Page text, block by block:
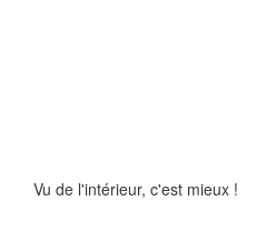
Vu de l'intérieur, c'est mieux !